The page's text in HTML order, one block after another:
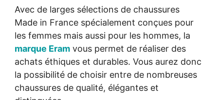
Avec de larges sélections de chaussures
Made in France spécialement conçues pour
les femmes mais aussi pour les hommes, la
marque Eram vous permet de réaliser des
achats éthiques et durables. Vous aurez donc
la possibilité de choisir entre de nombreuses
chaussures de qualité, élégantes et